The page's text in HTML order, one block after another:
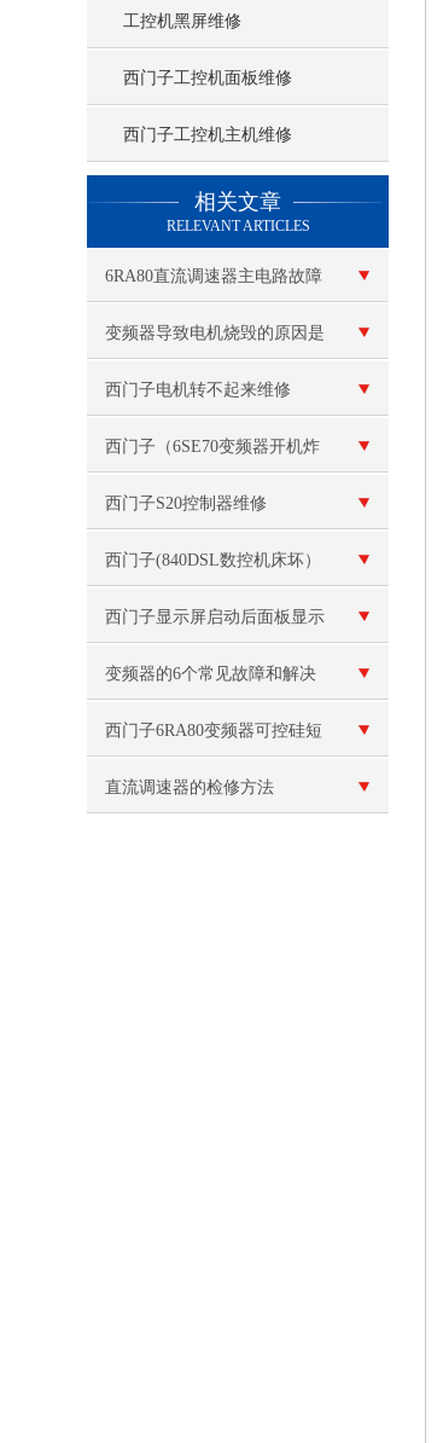
工控机黑屏维修
西门子工控机面板维修
西门子工控机主机维修
相关文章
RELEVANT ARTICLES
6RA80直流调速器主电路故障
排查方法
变频器导致电机烧毁的原因是
什么？
西门子电机转不起来维修
西门子（6SE70变频器开机炸
模块维修）
西门子S20控制器维修
西门子(840DSL数控机床坏）
26100代码故障维修
西门子显示屏启动后面板显示
白屏修理
变频器的6个常见故障和解决
方法
西门子6RA80变频器可控硅短
路
直流调速器的检修方法